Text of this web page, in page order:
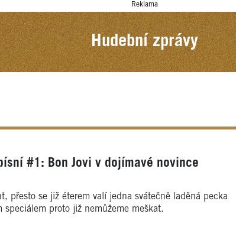
Reklama
Hudební zprávy
#1: Bon Jovi v dojímavé novince
přesto se již éterem valí jedna svátečně laděná pecka
speciálem proto již nemůžeme meškat.